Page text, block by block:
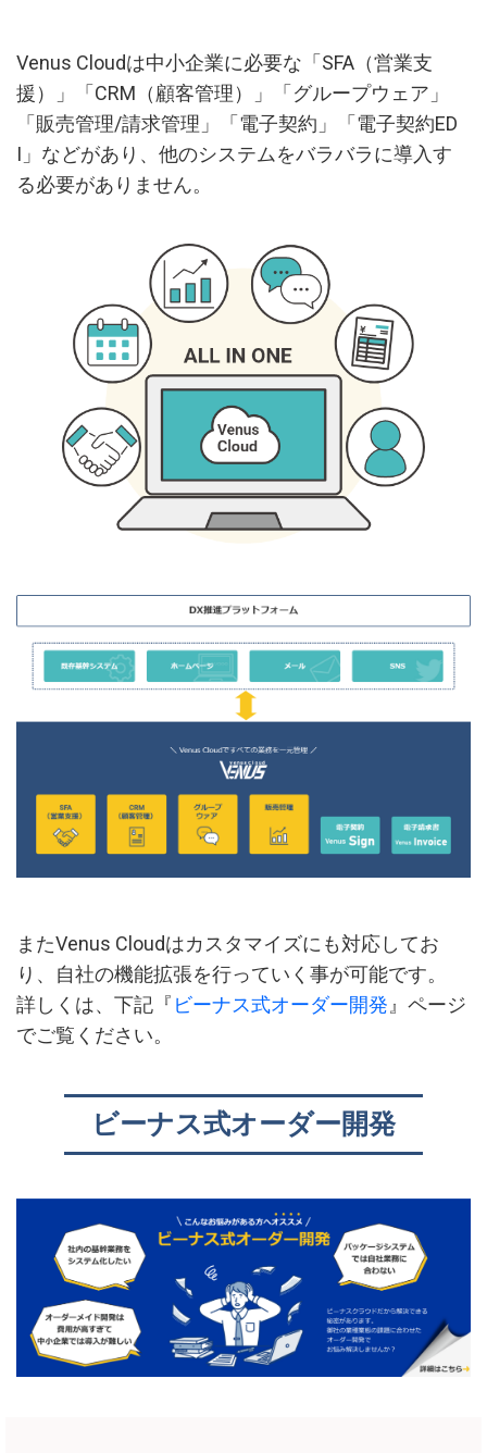
Venus Cloudは中小企業に必要な「SFA（営業支
援）」「CRM（顧客管理）」「グループウェア」
「販売管理/請求管理」「電子契約」「電子契約ED
I」などがあり、他のシステムをバラバラに導入す
る必要がありません。
またVenus Cloudはカスタマイズにも対応してお
り、自社の機能拡張を行っていく事が可能です。
詳しくは、下記『 ビーナス式オーダー開発』ページ
でご覧ください。
ビーナス式オーダー開発